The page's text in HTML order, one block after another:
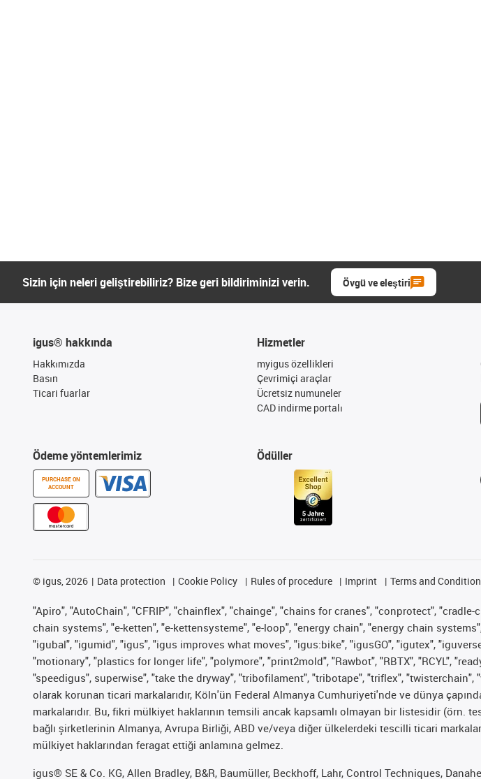
Sizin için neleri geliştirebiliriz? Bize geri bildiriminizi verin. Övgü ve eleştiri
igus® hakkında
Hakkımızda
Basın
Ticari fuarlar
Ödeme yöntemlerimiz
PURCHASE ON
ACCOUNT
Hizmetler
myigus özellikleri
Çevrimiçi araçlar
Ücretsiz numuneler
CAD indirme portalı
Ödüller
© igus, 2026 Data protection Cookie Policy Rules of procedure Imprint Terms and
"Apiro", "AutoChain", "CFRIP", "chainflex", "chainge", "chains for cranes", "conprotect",
chain systems", "e-ketten", "e-kettensysteme", "e-loop", "energy chain", "energy chain
"igubal", "igumid", "igus", "igus improves what moves", "igus:bike", "igusGO", "igutex",
"motionary", "plastics for longer life", "polymore", "print2mold", "Rawbot", "RBTX", "RCYL",
"speedigus", superwise", "take the dryway", "tribofilament", "tribotape", "triflex",
olarak korunan ticari markalarıdır, Köln'ün Federal Almanya Cumhuriyeti'nde ve dünya
markalarıdır. Bu, fikri mülkiyet haklarının temsili ancak kapsamlı olmayan bir listesidir (örn.
bağlı şirketlerinin Almanya, Avrupa Birliği, ABD ve/veya diğer ülkelerdeki tescilli ticari
mülkiyet haklarından feragat ettiği anlamına gelmez.
igus® SE & Co. KG, Allen Bradley, B&R, Baumüller, Beckhoff, Lahr, Control Techniques,